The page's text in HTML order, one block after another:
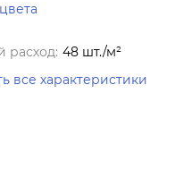
расход: 48 шт./м²
все характеристики